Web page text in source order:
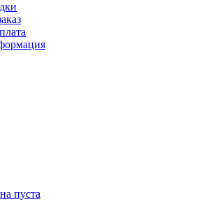
пуста